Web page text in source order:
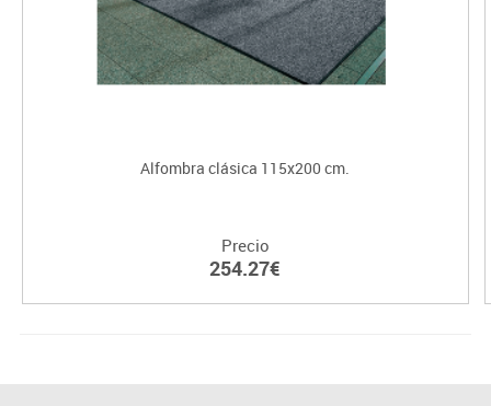
Alfombra clásica 115x200 cm.
Precio
254.27€